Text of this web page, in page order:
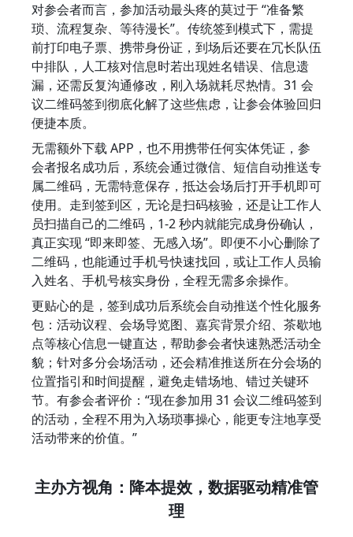
对参会者而言，参加活动最头疼的莫过于 “准备繁
琐、流程复杂、等待漫长”。传统签到模式下，需提
前打印电子票、携带身份证，到场后还要在冗长队伍
中排队，人工核对信息时若出现姓名错误、信息遗
漏，还需反复沟通修改，刚入场就耗尽热情。31 会
议二维码签到彻底化解了这些焦虑，让参会体验回归
便捷本质。
无需额外下载 APP，也不用携带任何实体凭证，参
会者报名成功后，系统会通过微信、短信自动推送专
属二维码，无需特意保存，抵达会场后打开手机即可
使用。走到签到区，无论是扫码核验，还是让工作人
员扫描自己的二维码，1-2 秒内就能完成身份确认，
真正实现 “即来即签、无感入场”。即便不小心删除了
二维码，也能通过手机号快速找回，或让工作人员输
入姓名、手机号核实身份，全程无需多余操作。
更贴心的是，签到成功后系统会自动推送个性化服务
包：活动议程、会场导览图、嘉宾背景介绍、茶歇地
点等核心信息一键直达，帮助参会者快速熟悉活动全
貌；针对多分会场活动，还会精准推送所在分会场的
位置指引和时间提醒，避免走错场地、错过关键环
节。有参会者评价：“现在参加用 31 会议二维码签到
的活动，全程不用为入场琐事操心，能更专注地享受
活动带来的价值。”
主办方视角：降本提效，数据驱动精准管
理